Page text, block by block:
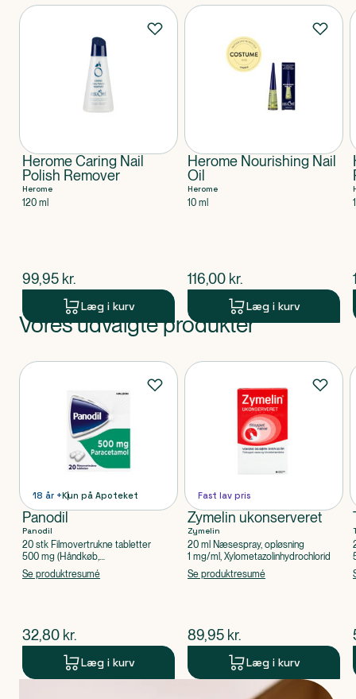
Produkter
Herome Caring Nail
Polish Remover
Herome
120 ml
$nuværende pris
99,95 kr.
Læg i kurv
Herome Nourishing Nail
Oil
Herome
10 ml
$nuværende pris
116,00 kr.
Læg i kurv
Produkt 1 af 0
Vores udvalgte produkter
Produkter
18 år +Kun på Apoteket
Panodil
Panodil
20 stk Filmovertrukne tabletter
500 mg (Håndkøb,
apoteksforbeholdt), Paracetamol
Se produktresumé
$nuværende pris
32,80 kr.
Læg i kurv
Fast lav pris
Zymelin ukonserveret
Zymelin
20 ml Næsespray, opløsning
1 mg/ml, Xylometazolinhydrochlorid
Se produktresumé
$nuværende pris
89,95 kr.
Læg i kurv